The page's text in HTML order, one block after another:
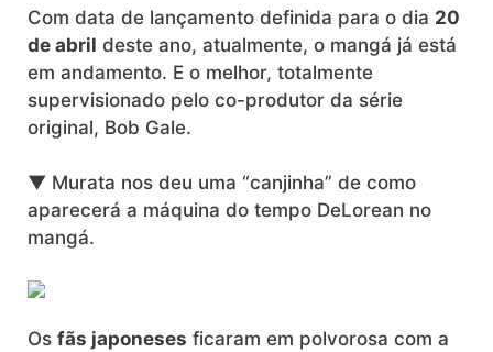
Com data de lançamento definida para o dia 20
de abril deste ano, atualmente, o mangá já está
em andamento. E o melhor, totalmente
supervisionado pelo co-produtor da série
original, Bob Gale.
▼ Murata nos deu uma “canjinha” de como
aparecerá a máquina do tempo DeLorean no
mangá.
Os fãs japoneses ficaram em polvorosa com a